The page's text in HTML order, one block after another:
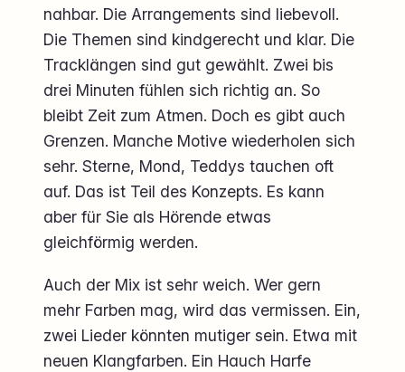
nahbar. Die Arrangements sind liebevoll.
Die Themen sind kindgerecht und klar. Die
Tracklängen sind gut gewählt. Zwei bis
drei Minuten fühlen sich richtig an. So
bleibt Zeit zum Atmen. Doch es gibt auch
Grenzen. Manche Motive wiederholen sich
sehr. Sterne, Mond, Teddys tauchen oft
auf. Das ist Teil des Konzepts. Es kann
aber für Sie als Hörende etwas
gleichförmig werden.
Auch der Mix ist sehr weich. Wer gern
mehr Farben mag, wird das vermissen. Ein,
zwei Lieder könnten mutiger sein. Etwa mit
neuen Klangfarben. Ein Hauch Harfe